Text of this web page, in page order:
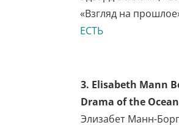
Эдвард
3. Elisabeth
The Drama of